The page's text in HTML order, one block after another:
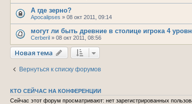
А где зерно?
Apocalipses » 08 окт 2011, 09:14
могут ли быть древние в столице игрока 4
Cerberil » 08 окт 2011, 08:56
Новая тема
Вернуться к списку форумов
КТО СЕЙЧАС НА КОНФЕРЕНЦИИ
Сейчас этот форум просматривают: нет зарегистрированных